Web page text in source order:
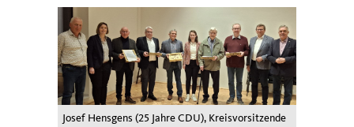
Josef Hensgens (25 Jahre CDU), Kreisvorsitzende